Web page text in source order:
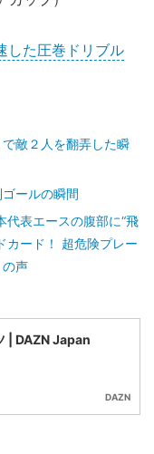
した圧巻ドリブル
で敵２人を翻弄した瞬
ールの瞬間
代表エースの腹部に“飛
カード！ 超危険プレー
声
| DAZN Japan
DAZN